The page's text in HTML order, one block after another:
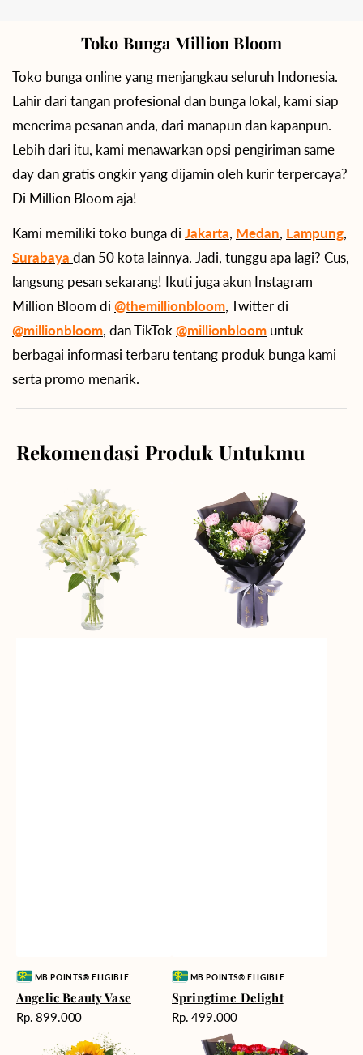
Toko Bunga Million Bloom
Toko bunga online yang menjangkau seluruh Indonesia.
Lahir dari tangan profesional dan bunga lokal, kami siap
menerima pesanan anda, dari manapun dan kapanpun.
Lebih dari itu, kami menawarkan opsi pengiriman same
day dan gratis ongkir yang dijamin oleh kurir terpercaya?
Di Million Bloom aja!
Kami memiliki toko bunga di Jakarta, Medan, Lampung,
Surabaya dan 50 kota lainnya. Jadi, tunggu apa lagi? Cus,
langsung pesan sekarang! Ikuti juga akun Instagram
Million Bloom di @themillionbloom, Twitter di
@millionbloom, dan TikTok@millionbloom untuk
berbagai informasi terbaru tentang produk bunga kami
serta promo menarik.
Rekomendasi Produk Untukmu
Vendor:MB POINTS® ELIGIBLE
Angelic Beauty Vase
Harga
Rp. 899.000
Delight
Vendor:MB POINTS® ELIGIBLE
Springtime Delight
Harga
Rp. 499.000
Passion